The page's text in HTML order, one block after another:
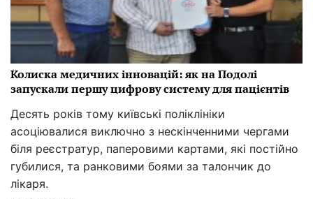
Колиска медичних інновацій: як на Подолі
запускали першу цифрову систему для пацієнтів
Десять років тому київські поліклініки
асоціювалися виключно з нескінченними чергами
біля реєстратур, паперовими картами, які постійно
губилися, та ранковими боями за талончик до
лікаря.